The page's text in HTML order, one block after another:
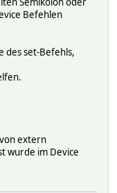
Out_1 aus");
Out_1 ein");
Befehlen
des set-Befehls,
extern
wurde im Device